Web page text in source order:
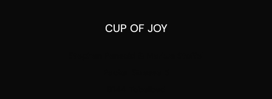
CUP OF JOY